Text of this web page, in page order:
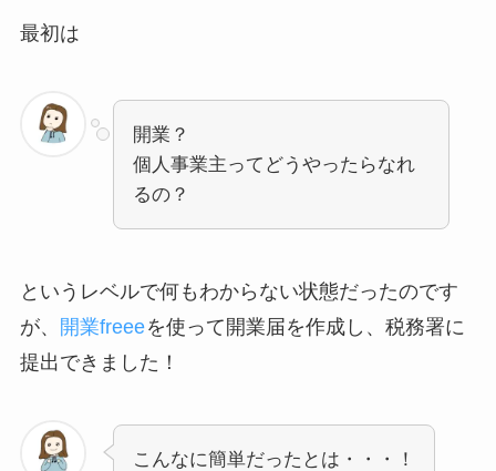
最初は
開業？
個人事業主ってどうやったらなれ
るの？
というレベルで何もわからない状態だったのです
が、
開業freeeを使って開業届を作成し、税務署に
提出できました！
こんなに簡単だったとは・・・！